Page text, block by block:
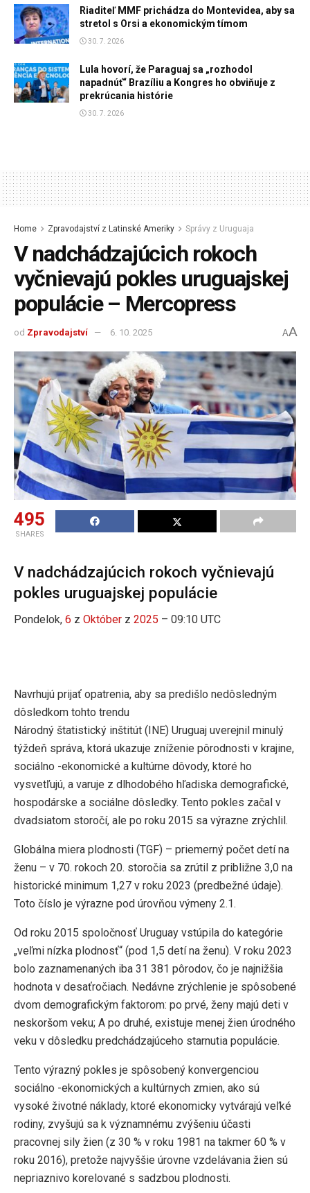
Riaditeľ MMF prichádza do Montevidea, aby sa
stretol s Orsi a ekonomickým tímom
30. 7. 2026
Lula hovorí, že Paraguaj sa „rozhodol
napadnúť“ Brazíliu a Kongres ho obviňuje z
prekrúcania histórie
30. 7. 2026
Home Zpravodajství z Latinské Ameriky Správy z Uruguaja
V nadchádzajúcich rokoch
vyčnievajú pokles uruguajskej
populácie – Mercopress
od Zpravodajství 6. 10. 2025 AA
495
SHARES
V nadchádzajúcich rokoch vyčnievajú
pokles uruguajskej populácie
Pondelok, 6 z Október z 2025 – 09:10 UTC
Navrhujú prijať opatrenia, aby sa predišlo nedôsledným
dôsledkom tohto trendu
Národný štatistický inštitút (INE) Uruguaj uverejnil minulý
týždeň správa, ktorá ukazuje zníženie pôrodnosti v krajine,
sociálno -ekonomické a kultúrne dôvody, ktoré ho
vysvetľujú, a varuje z dlhodobého hľadiska demografické,
hospodárske a sociálne dôsledky. Tento pokles začal v
dvadsiatom storočí, ale po roku 2015 sa výrazne zrýchlil.
Globálna miera plodnosti (TGF) – priemerný počet detí na
ženu – v 70. rokoch 20. storočia sa zrútil z približne 3,0 na
historické minimum 1,27 v roku 2023 (predbežné údaje).
Toto číslo je výrazne pod úrovňou výmeny 2.1.
Od roku 2015 spoločnosť Uruguay vstúpila do kategórie
„veľmi nízka plodnosť“ (pod 1,5 detí na ženu). V roku 2023
bolo zaznamenaných iba 31 381 pôrodov, čo je najnižšia
hodnota v desaťročiach. Nedávne zrýchlenie je spôsobené
dvom demografickým faktorom: po prvé, ženy majú deti v
neskoršom veku; A po druhé, existuje menej žien úrodného
veku v dôsledku predchádzajúceho starnutia populácie.
Tento výrazný pokles je spôsobený konvergenciou
sociálno -ekonomických a kultúrnych zmien, ako sú
vysoké životné náklady, ktoré ekonomicky vytvárajú veľké
rodiny, zvyšujú sa k významnému zvýšeniu účasti
pracovnej sily žien (z 30 % v roku 1981 na takmer 60 % v
roku 2016), pretože najvyššie úrovne vzdelávania žien sú
nepriaznivo korelované s sadzbou plodnosti.